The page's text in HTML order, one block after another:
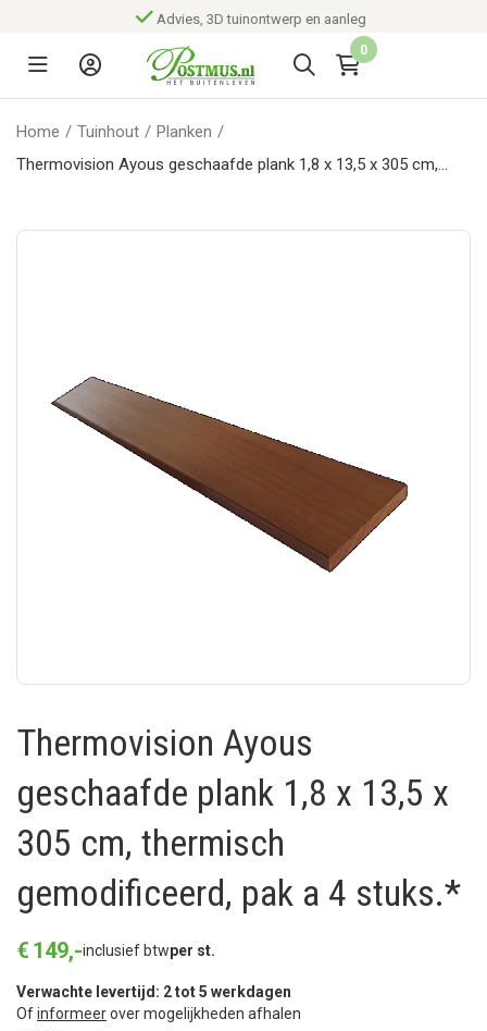
Advies, 3D tuinontwerp en aanleg
0
Home / Tuinhout / Planken /
Thermovision Ayous geschaafde plank 1,8 x 13,5 x 305 cm,
Thermovision Ayous
geschaafde plank 1,8 x 13,5 x
305 cm, thermisch
gemodificeerd, pak a 4 stuks.*
€ 149,-inclusief btwper st.
Verwachte levertijd: 2 tot 5 werkdagen
Ofinformeerover mogelijkheden afhalen